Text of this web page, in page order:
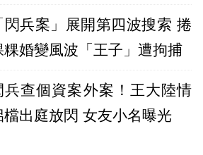
閃兵案」展開第四波搜索 捲
粿婚變風波「王子」遭拘捕
兵查個資案外案！王大陸情
檔出庭放閃 女友小名曝光